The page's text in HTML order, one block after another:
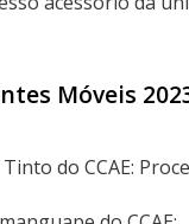
Móveis
do CCAE: